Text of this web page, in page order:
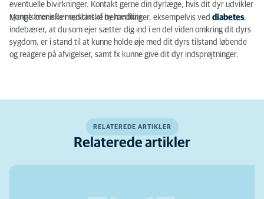
eventuelle bivirkninger. Kontakt gerne din dyrlæge, hvis dit dyr udvikler
symptomer efter opstart af ny medicin.
Mange kroniske medicinske behandlinger, eksempelvis ved diabetes,
indebærer, at du som ejer sætter dig ind i en del viden omkring dit dyrs
sygdom, er i stand til at kunne holde øje med dit dyrs tilstand løbende
og reagere på afvigelser, samt fx kunne give dit dyr indsprøjtninger.
RELATEREDE ARTIKLER
Relaterede artikler